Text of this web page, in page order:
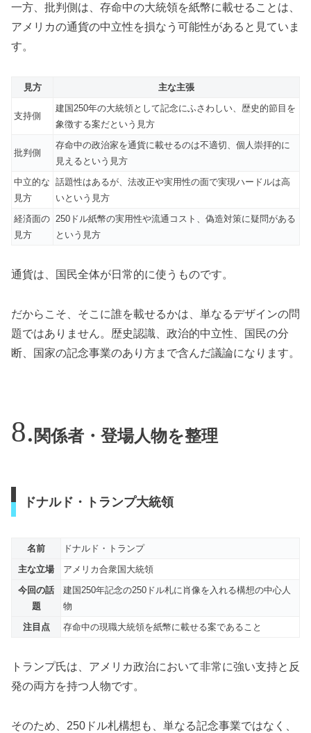
一方、批判側は、存命中の大統領を紙幣に載せることは、
アメリカの通貨の中立性を損なう可能性があると見ていま
す。
見方 主な主張
支持側
建国250年の大統領として記念にふさわしい、歴史的節目を
象徴する案だという見方
批判側
存命中の政治家を通貨に載せるのは不適切、個人崇拝的に
見えるという見方
中立的な
見方
話題性はあるが、法改正や実用性の面で実現ハードルは高
いという見方
経済面の
見方
250ドル紙幣の実用性や流通コスト、偽造対策に疑問がある
という見方
通貨は、国民全体が日常的に使うものです。
だからこそ、そこに誰を載せるかは、単なるデザインの問
題ではありません。歴史認識、政治的中立性、国民の分
断、国家の記念事業のあり方まで含んだ議論になります。
関係者・登場人物を整理
ドナルド・トランプ大統領
名前
ドナルド・トランプ
主な立場
アメリカ合衆国大統領
今回の話
題
建国250年記念の250ドル札に肖像を入れる構想の中心人
物
注目点
存命中の現職大統領を紙幣に載せる案であること
トランプ氏は、アメリカ政治において非常に強い支持と反
発の両方を持つ人物です。
そのため、250ドル札構想も、単なる記念事業ではなく、